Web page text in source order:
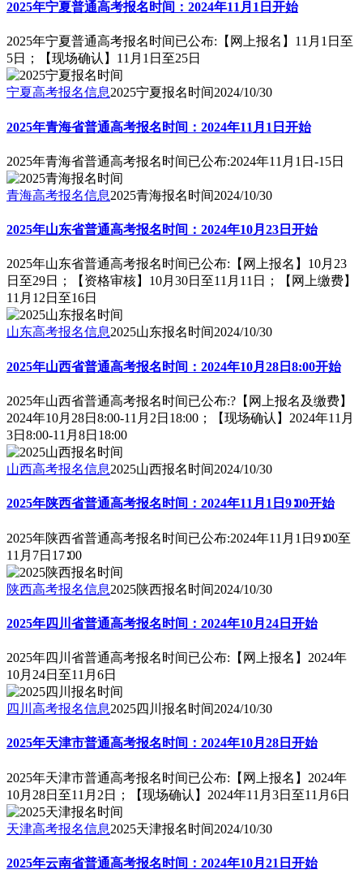
2025年宁夏普通高考报名时间：2024年11月1日开始
2025年宁夏普通高考报名时间已公布:【网上报名】11月1日至
5日；【现场确认】11月1日至25日
宁夏高考报名信息2025宁夏报名时间2024/10/30
2025年青海省普通高考报名时间：2024年11月1日开始
2025年青海省普通高考报名时间已公布:2024年11月1日-15日
青海高考报名信息2025青海报名时间2024/10/30
2025年山东省普通高考报名时间：2024年10月23日开始
2025年山东省普通高考报名时间已公布:【网上报名】10月23
日至29日；【资格审核】10月30日至11月11日；【网上缴费】
11月12日至16日
山东高考报名信息2025山东报名时间2024/10/30
2025年山西省普通高考报名时间：2024年10月28日8:00开始
2025年山西省普通高考报名时间已公布:?【网上报名及缴费】
2024年10月28日8:00-11月2日18:00；【现场确认】2024年11月
3日8:00-11月8日18:00
山西高考报名信息2025山西报名时间2024/10/30
2025年陕西省普通高考报名时间：2024年11月1日9∶00开始
2025年陕西省普通高考报名时间已公布:2024年11月1日9∶00至
11月7日17∶00
陕西高考报名信息2025陕西报名时间2024/10/30
2025年四川省普通高考报名时间：2024年10月24日开始
2025年四川省普通高考报名时间已公布:【网上报名】2024年
10月24日至11月6日
四川高考报名信息2025四川报名时间2024/10/30
2025年天津市普通高考报名时间：2024年10月28日开始
2025年天津市普通高考报名时间已公布:【网上报名】2024年
10月28日至11月2日；【现场确认】2024年11月3日至11月6日
天津高考报名信息2025天津报名时间2024/10/30
2025年云南省普通高考报名时间：2024年10月21日开始